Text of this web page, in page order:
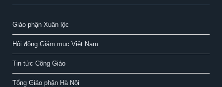
Giáo phận Xuân lộc
Hội đồng Giám mục Việt Nam
Tin tức Công Giáo
Tổng Giáo phận Hà Nội